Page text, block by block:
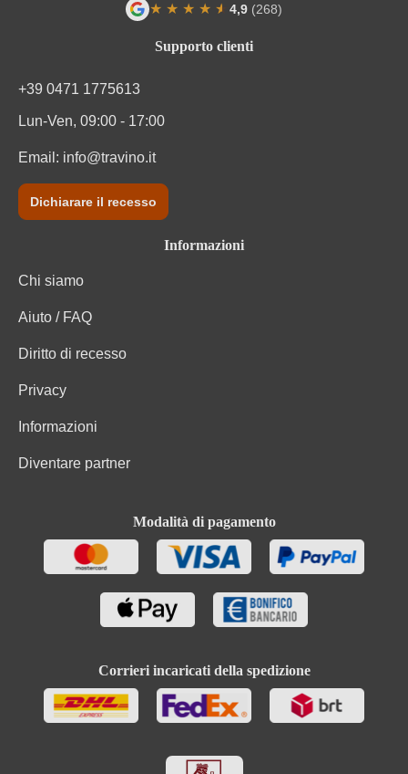
Supporto clienti
+39 0471 1775613
Lun-Ven, 09:00 - 17:00
Email: info@travino.it
Dichiarare il recesso
Informazioni
Chi siamo
Aiuto / FAQ
Diritto di recesso
Privacy
Informazioni
Diventare partner
Modalità di pagamento
Corrieri incaricati della spedizione
★ ★ ★ ★ ★
★ 4,9 (268)